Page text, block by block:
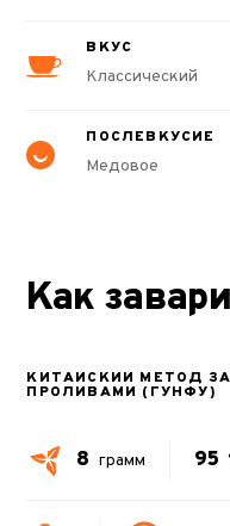
ВКУС
Классический
ПОСЛЕВКУСИЕ
Медовое
Как
КИТАЙСКИЙ МЕТОД
ПРОЛИВАМИ (ГУНФУ)
8 грамм 95